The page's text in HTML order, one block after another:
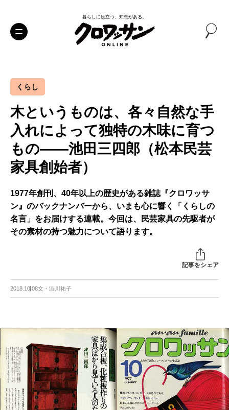
暮らしに役立つ、知恵がある。
くらし
木というものは、各々自然な手
入れによって独特の木味に育つ
もの――池田三四郎（松本民芸
家具創始者）
1977年創刊、40年以上の歴史がある雑誌『クロワッサ
ン』のバックナンバーから、いまも心に響く「くらしの
名言」をお届けする連載。今回は、民芸家具の先駆者が
その素材の持つ魅力について語ります。
記事をシェア
2018.10.08文・澁川祐子